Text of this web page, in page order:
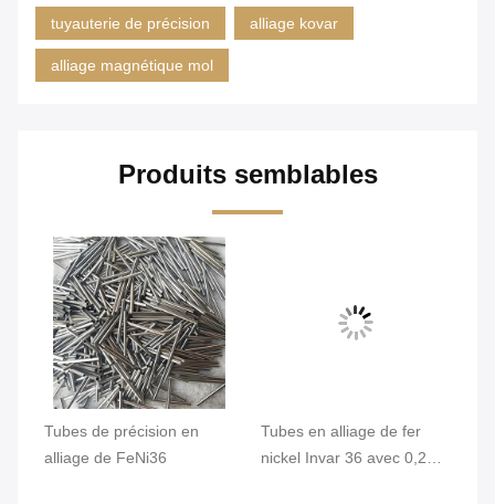
tuyauterie de précision alliage kovar
alliage magnétique mol
Produits semblables
Tubes de précision en
alliage de FeNi36
Tubes en alliage de fer
nickel Invar 36 avec 0,2